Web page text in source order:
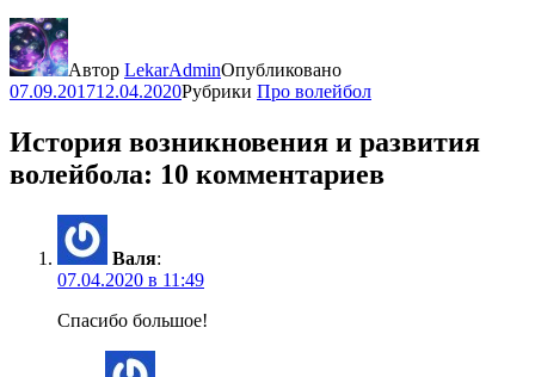
Автор LekarAdminОпубликовано
07.09.201712.04.2020Рубрики Про волейбол
История возникновения и развития
волейбола: 10 комментариев
Валя:
07.04.2020 в 11:49
Спасибо большое!